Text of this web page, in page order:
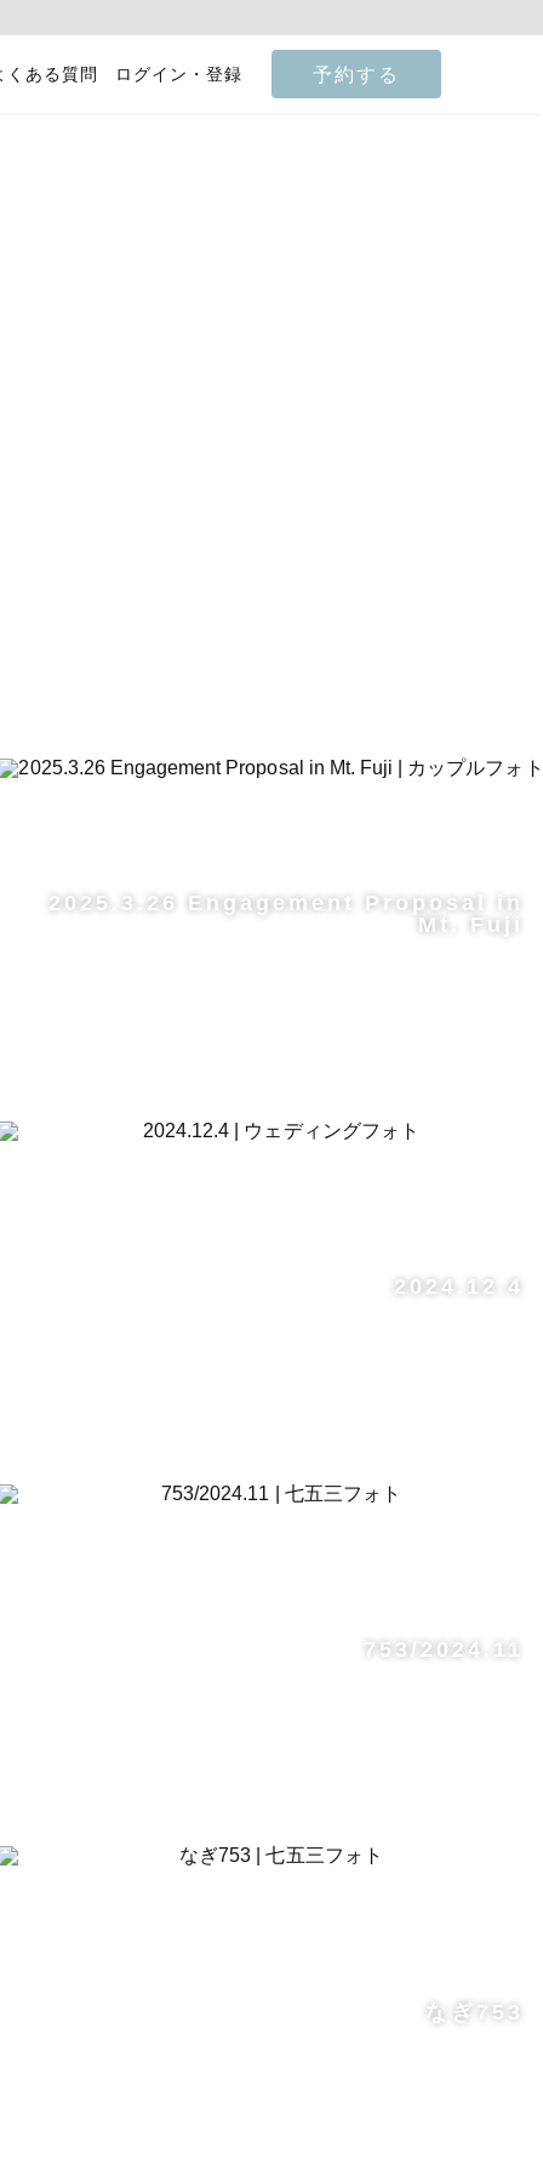
くある質問 ログイン・登録 予約する
2025.3.26 Engagement Proposal in
Mt. Fuji
2024.12.4
753/2024.11
なぎ753